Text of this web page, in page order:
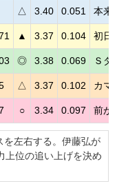
△ 3.40 0.051 本来
▲ 3.37 0.104 初日
◎ 3.38 0.069 Ｓダ
△ 3.37 0.102 カマ
○ 3.34 0.097 前が
を左右する。伊藤弘が
上位の追い上げを決め